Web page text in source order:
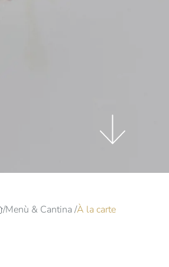
Menù & Cantina À la carte